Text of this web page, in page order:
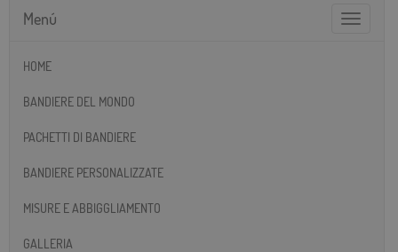
Toggle
Menú
HOME
BANDIERE DEL MONDO
PACHETTI DI BANDIERE
BANDIERE PERSONALIZZATE
MISURE E ABBIGGLIAMENTO
GALLERIA